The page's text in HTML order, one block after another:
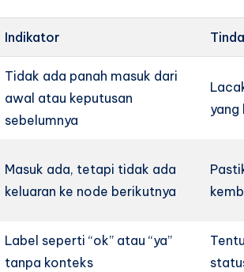
Indikator
Tidak ada panah masuk dari
awal atau keputusan
sebelumnya
yang
Masuk ada, tetapi tidak ada
keluaran ke node berikutnya
Label seperti “ok” atau “ya”
tanpa konteks